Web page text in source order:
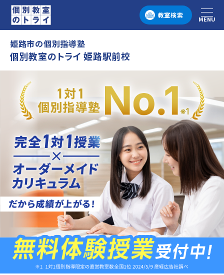
教室検索
メニュー
MENU
姫路市の個別指導塾
個別教室のトライ 姫路駅前校